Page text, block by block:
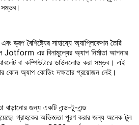
সম্ভব।
ড্রপ বৈশিষ্ট্যের সাহায্যে অ্যাপ্লিকেশন তৈরি
Jotform এর বিনামূল্যের অ্যাপ নির্মাতা আপনার
বা কম্পিউটারে ডাউনলোড করা সম্ভব। এই
কোন অ্যাপ কোডিং দক্ষতার প্রয়োজন নেই।
বাড়ানোর জন্য একটি এন্ড-টু-এন্ড
গ্রাহকের অভিজ্ঞতা পূরণ করার জন্য অনেক টুল